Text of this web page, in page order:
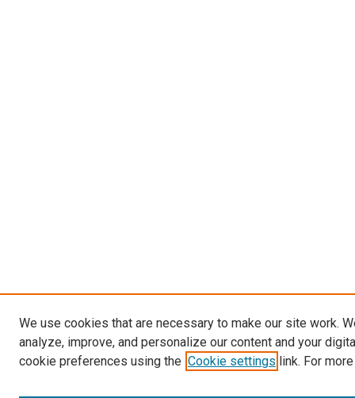
We use cookies that are necessary to make our site work.
analyze, improve, and personalize our content and your
cookie preferences using the Cookie settings link. For